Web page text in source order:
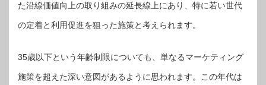
た沿線価値向上の取り組みの延長線上にあり、特に若い世代
の定着と利用促進を狙った施策と考えられます。
35歳以下という年齢制限についても、単なるマーケティング
施策を超えた深い意図があるように思われます。この年代は